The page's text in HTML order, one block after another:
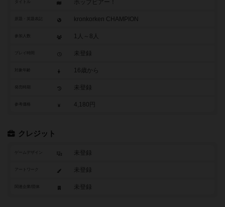
タイトル ホップビアー！
kronkorken CHAMPION
参加人数 1人～8人
未登録
16歳から
未登録
参考価格 4,180円
クレジット
ゲームデザイン 未登録
アートワーク 未登録
未登録